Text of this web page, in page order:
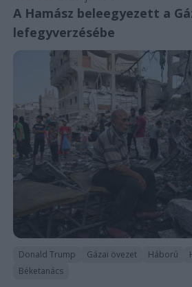
A Hamász beleegyezett a
lefegyverzésébe
Donald Trump Gázai övezet Háború
Béketanács